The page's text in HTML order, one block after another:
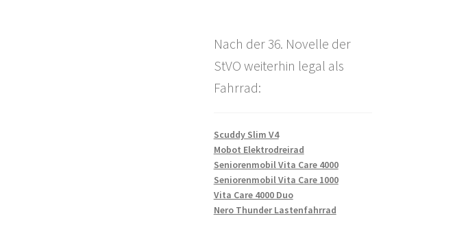
Nach der 36. Novelle der
StVO weiterhin legal als
Fahrrad:
Scuddy Slim V4
Mobot Elektrodreirad
Seniorenmobil Vita Care 4000
Seniorenmobil Vita Care 1000
Vita Care 4000 Duo
Nero Thunder Lastenfahrrad